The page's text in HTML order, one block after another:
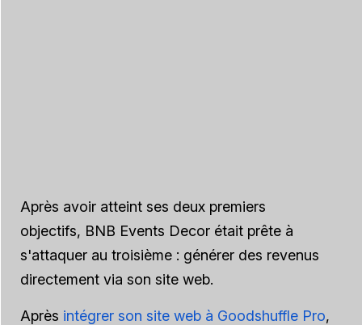
Après avoir atteint ses deux premiers
objectifs, BNB Events Decor était prête à
s'attaquer au troisième : générer des revenus
directement via son site web.
Après intégrer son site web à Goodshuffle Pro,